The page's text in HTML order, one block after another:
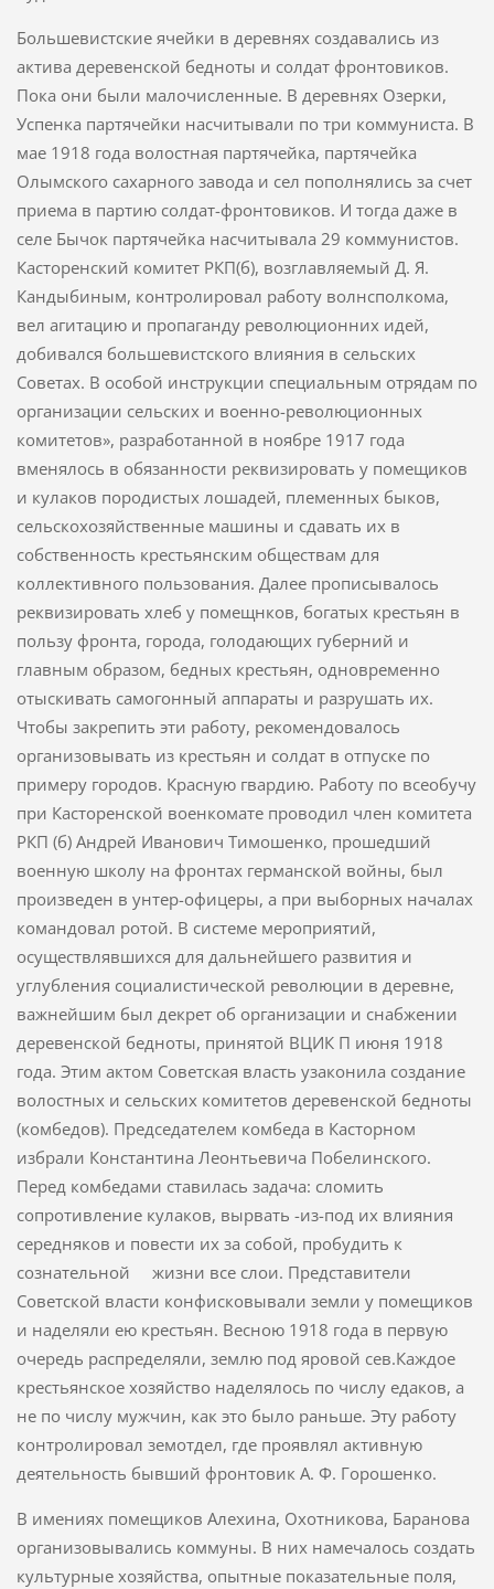
Большевистские ячейки в деревнях создавались из
актива деревенс­кой бедноты и солдат фронтовиков.
Пока они были малочисленные. В деревнях Озерки,
Успенка партячейки насчитывали по три коммуниста. В
мае 1918 года волостная партячейка, партячейка
Олымского сахарного завода и сел пополнялись за счет
приема в партию солдат-фронтовиков. И тогда даже в
селе Бычок партячейка насчитывала 29 коммунистов.
Касторенский комитет РКП(б), возглавляемый Д. Я.
Кандыбиным, контролировал работу волнсполкома,
вел агитацию и пропаганду революционних идей,
добивался большевистского влияния в сельских
Советах. В особой инструкции специальным отрядам по
организации сельс­ких и военно-революционных
комитетов», разработанной в ноябре 1917 года
вменялось в обязанности реквизировать у помещиков
и кулаков породистых лошадей, племенных быков,
сельскохозяйственные машины и сдавать их в
собственность крестьянским обществам для
коллективного пользования. Далее прописывалось
реквизировать хлеб у помещнков, богатых крестьян в
пользу фронта, города, голодающих губерний и
главным образом, бедных крестьян, одновременно
отыскивать самогонный аппараты и разрушать их.
Чтобы закрепить эти работу, рекомендовалось
организовывать из крестьян и солдат в отпуске по
примеру городов. Красную гвардию. Работу по всеобучу
при Касторенской военкомате проводил член комитета
РКП (б) Андрей Иванович Тимошенко, прошедший
военную школу на фронтах германской войны, был
произведен в унтер-офицеры, а при выборных началах
командовал ротой. В системе мероприятий,
осуществлявшихся для дальнейшего развития и
углубления социалистической революции в деревне,
важнейшим был декрет об организации и снабжении
деревенской бедноты, приня­той ВЦИК П июня 1918
года. Этим актом Советская власть узакони­ла создание
волостных и сельских комитетов деревенской бедноты
(комбедов). Председателем комбеда в Касторном
избрали Константина Леонтье­вича Побелинского.
Перед комбедами ставилась задача: сломить
сопротивление кулаков, вырвать -из-под их влияния
середняков и по­вести их за собой, пробудить к
сознательной жизни все слои. Представители
Советской власти конфисковывали земли y помещиков
и наделяли ею крестьян. Весною 1918 года в первую
очередь распределяли, землю под яровой сев.Каждое
крестьянское хозяйство наделялось по числу едаков, а
не по числу мужчин, как это было раньше. Эту работу
контролировал земотдел, где проявлял активную
деятельность бывший фронтовик А. Ф. Горошенко.
В имениях помещиков Алехина, Охотникова, Баранова
организовы­вались коммуны. В них намечалось создать
культурные хозяйства, опытные показательные поля,